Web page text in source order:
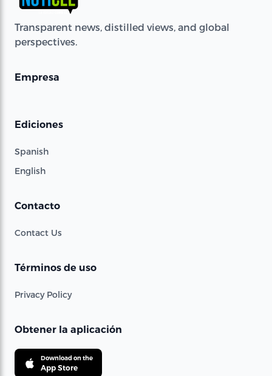
Transparent news, distilled views, and global
perspectives.
Empresa
Ediciones
Spanish
English
Contacto
Contact Us
Términos de uso
Privacy Policy
Obtener la aplicación
Download on the
App Store